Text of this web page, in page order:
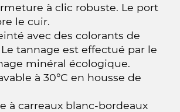
à clic robuste. Le port
le cuir.
avec des colorants de
tannage est effectué par le
minéral écologique.
à 30°C en housse de
à carreaux blanc-bordeaux